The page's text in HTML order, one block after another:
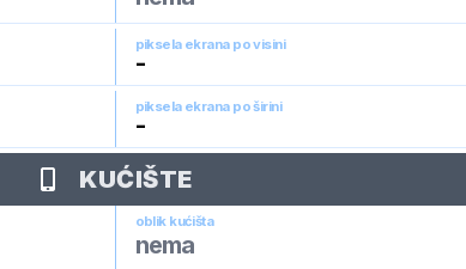
piksela ekrana po visini
-
piksela ekrana po širini
-
KUĆIŠTE
oblik kućišta
nema